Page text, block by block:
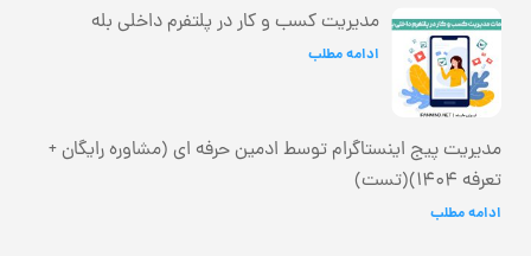
مدیریت کسب و کار در پلتفرم داخلی بله
ادامه مطلب
مدیریت پیج اینستاگرام توسط ادمین حرفه ای (مشاوره رایگان +
تعرفه 1404)(تست)
ادامه مطلب